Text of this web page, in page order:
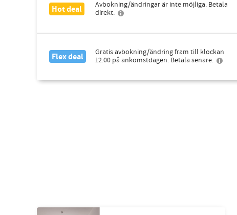
Hot deal
Avbokning/ändringar är inte möjliga. Betala
direkt.
Flex deal
Gratis avbokning/ändring fram till klockan
12.00 på ankomstdagen. Betala senare.